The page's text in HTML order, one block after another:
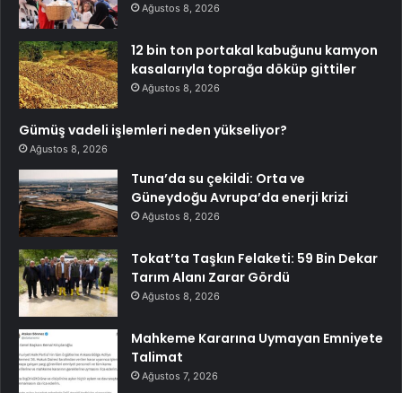
Ağustos 8, 2026
12 bin ton portakal kabuğunu kamyon
kasalarıyla toprağa döküp gittiler
Ağustos 8, 2026
Gümüş vadeli işlemleri neden yükseliyor?
Ağustos 8, 2026
Tuna’da su çekildi: Orta ve
Güneydoğu Avrupa’da enerji krizi
Ağustos 8, 2026
Tokat’ta Taşkın Felaketi: 59 Bin Dekar
Tarım Alanı Zarar Gördü
Ağustos 8, 2026
Mahkeme Kararına Uymayan Emniyete
Talimat
Ağustos 7, 2026